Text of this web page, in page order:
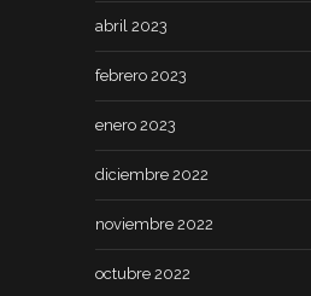
abril 2023
febrero 2023
enero 2023
diciembre 2022
noviembre 2022
octubre 2022